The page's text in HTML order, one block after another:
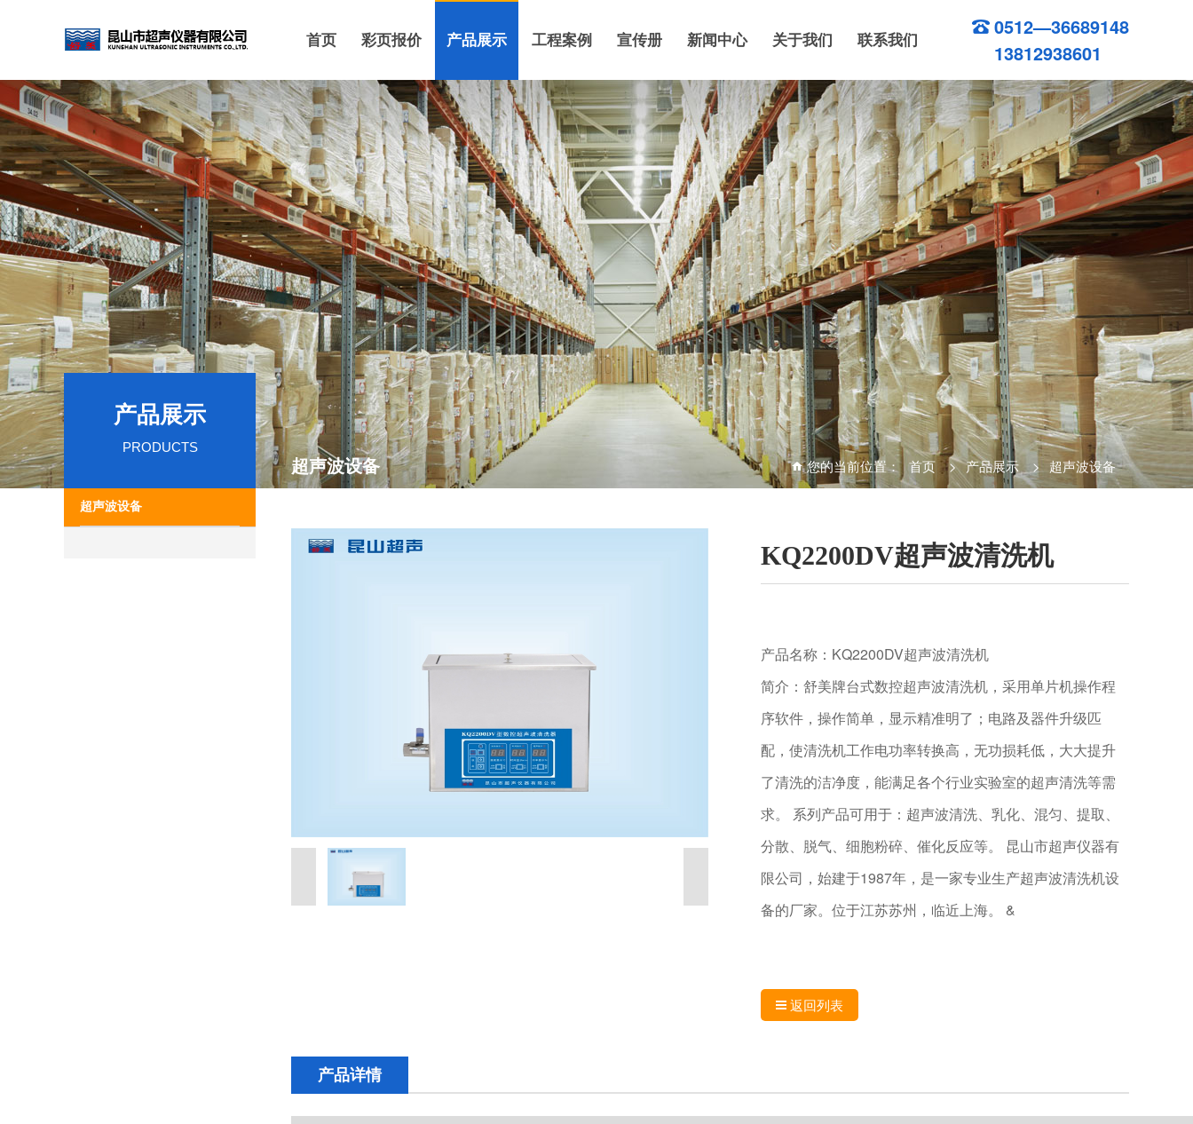
首页 彩页报价 产品展示 工程案例 宣传册 新闻中心 关于我们 联系我们
0512—36689148
13812938601
产品展示
PRODUCTS
超声波设备
超声波设备 您的当前位置： 首页 > 产品展示 > 超声波设备
KQ2200DV超声波清洗机
产品名称：KQ2200DV超声波清洗机
简介：舒美牌台式数控超声波清洗机，采用单片机操作程
序软件，操作简单，显示精准明了；电路及器件升级匹
配，使清洗机工作电功率转换高，无功损耗低，大大提升
了清洗的洁净度，能满足各个行业实验室的超声清洗等需
求。 系列产品可用于：超声波清洗、乳化、混匀、提取、
分散、脱气、细胞粉碎、催化反应等。 昆山市超声仪器有
限公司，始建于1987年，是一家专业生产超声波清洗机设
备的厂家。位于江苏苏州，临近上海。 &
返回列表
产品详情